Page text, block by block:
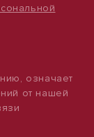
означает
от нашей